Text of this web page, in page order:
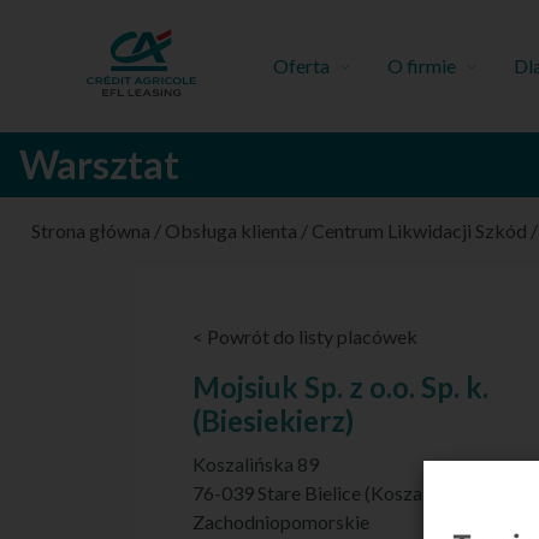
Oferta O firmie
Warsztat
Strona główna / Obsługa klienta / Centrum Likwidacji Szkód /
< Powrót do listy placówek
Mojsiuk Sp. z o.o. Sp. k.
(Biesiekierz)
Koszalińska 89
76-039 Stare Bielice (Koszalin)
Zachodniopomorskie